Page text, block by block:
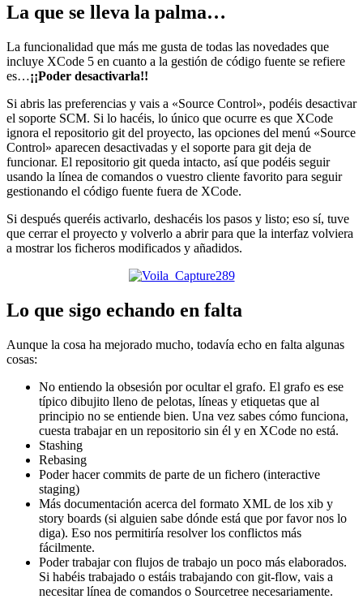
La que se lleva la palma…
La funcionalidad que más me gusta de todas las novedades que
incluye XCode 5 en cuanto a la gestión de código fuente se refiere
es…¡¡Poder desactivarla!!
Si abris las preferencias y vais a «Source Control», podéis desactivar
el soporte SCM. Si lo hacéis, lo único que ocurre es que XCode
ignora el repositorio git del proyecto, las opciones del menú «Source
Control» aparecen desactivadas y el soporte para git deja de
funcionar. El repositorio git queda intacto, así que podéis seguir
usando la línea de comandos o vuestro cliente favorito para seguir
gestionando el código fuente fuera de XCode.
Si después queréis activarlo, deshacéis los pasos y listo; eso sí, tuve
que cerrar el proyecto y volverlo a abrir para que la interfaz volviera
a mostrar los ficheros modificados y añadidos.
Lo que sigo echando en falta
Aunque la cosa ha mejorado mucho, todavía echo en falta algunas
cosas:
No entiendo la obsesión por ocultar el grafo. El grafo es ese
típico dibujito lleno de pelotas, líneas y etiquetas que al
principio no se entiende bien. Una vez sabes cómo funciona,
cuesta trabajar en un repositorio sin él y en XCode no está.
Stashing
Rebasing
Poder hacer commits de parte de un fichero (interactive
staging)
Más documentación acerca del formato XML de los xib y
story boards (si alguien sabe dónde está que por favor nos lo
diga). Eso nos permitiría resolver los conflictos más
fácilmente.
Poder trabajar con flujos de trabajo un poco más elaborados.
Si habéis trabajado o estáis trabajando con git-flow, vais a
necesitar línea de comandos o Sourcetree necesariamente.